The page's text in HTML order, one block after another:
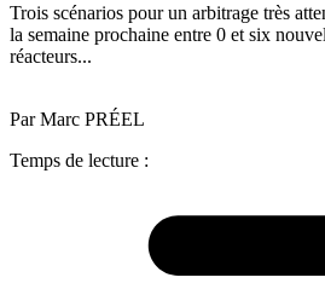
Trois scénarios pour un arbitrage très
la semaine prochaine entre 0 et six
réacteurs...
Par Marc PRÉEL
Temps de lecture :